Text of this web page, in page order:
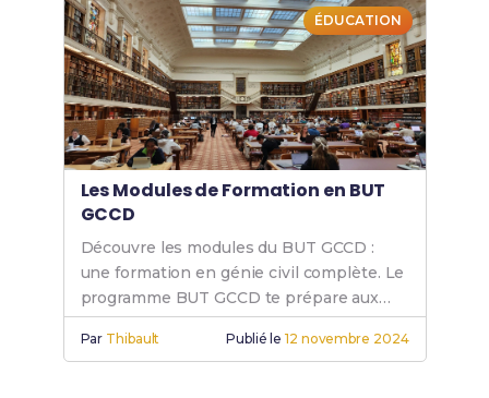
ÉDUCATION
Les Modules de Formation en BUT
GCCD
Découvre les modules du BUT GCCD :
une formation en génie civil complète. Le
programme BUT GCCD te prépare aux
défis du secteur.
Par Thibault Publié le12 novembre 2024